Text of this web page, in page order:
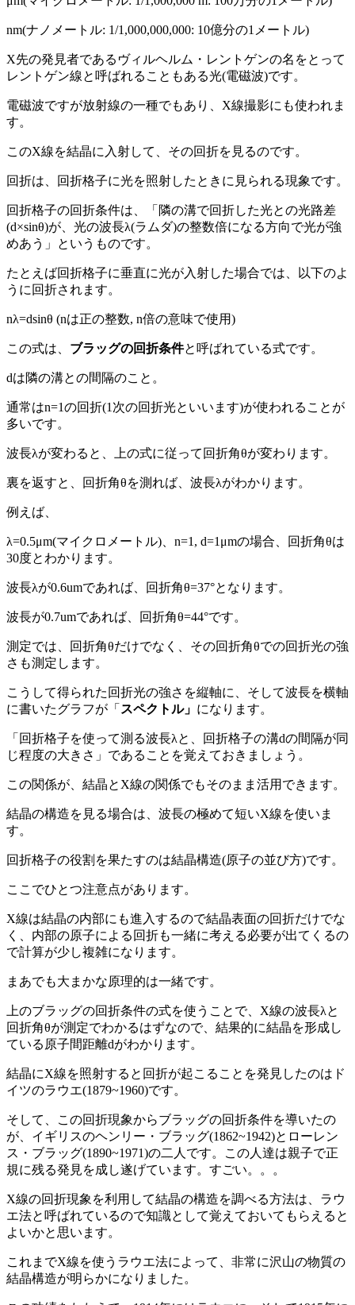
nm(ナノメートル: 1/1,000,000,000: 10億分の1メートル)
X先の発見者であるヴィルヘルム・レントゲンの名をとって
レントゲン線と呼ばれることもある光(電磁波)です。
電磁波ですが放射線の一種でもあり、X線撮影にも使われま
す。
このX線を結晶に入射して、その回折を見るのです。
回折は、回折格子に光を照射したときに見られる現象です。
回折格子の回折条件は、「隣の溝で回折した光との光路差
(d×sinθ)が、光の波長λ(ラムダ)の整数倍になる方向で光が強
めあう」というものです。
たとえば回折格子に垂直に光が入射した場合では、以下のよ
うに回折されます。
nλ=dsinθ (nは正の整数, n倍の意味で使用)
この式は、 ブラッグの回折条件と呼ばれている式です。
dは隣の溝との間隔のこと。
通常はn=1の回折(1次の回折光といいます)が使われることが
多いです。
波長λが変わると、上の式に従って回折角θが変わります。
裏を返すと、回折角θを測れば、波長λがわかります。
例えば、
λ=0.5μm(マイクロメートル)、n=1, d=1μmの場合、回折角θは
30度とわかります。
波長λが0.6umであれば、回折角θ=37°となります。
波長が0.7umであれば、回折角θ=44°です。
測定では、回折角θだけでなく、その回折角θでの回折光の強
さも測定します。
こうして得られた回折光の強さを縦軸に、そして波長を横軸
に書いたグラフが「 スペクトル」 になります。
「回折格子を使って測る波長λと、回折格子の溝dの間隔が同
じ程度の大きさ」であることを覚えておきましょう。
この関係が、結晶とX線の関係でもそのまま活用できます。
結晶の構造を見る場合は、波長の極めて短いX線を使いま
す。
回折格子の役割を果たすのは結晶構造(原子の並び方)です。
ここでひとつ注意点があります。
X線は結晶の内部にも進入するので結晶表面の回折だけでな
く、内部の原子による回折も一緒に考える必要が出てくるの
で計算が少し複雑になります。
まあでも大まかな原理的は一緒です。
上のブラッグの回折条件の式を使うことで、X線の波長λと
回折角θが測定でわかるはずなので、結果的に結晶を形成し
ている原子間距離dがわかります。
結晶にX線を照射すると回折が起こることを発見したのはド
イツのラウエ(1879~1960)です。
そして、この回折現象からブラッグの回折条件を導いたの
が、イギリスのヘンリー・ブラッグ(1862~1942)とローレン
ス・ブラッグ(1890~1971)の二人です。この人達は親子で正
規に残る発見を成し遂げています。すごい。。。
X線の回折現象を利用して結晶の構造を調べる方法は、ラウ
エ法と呼ばれているので知識として覚えておいてもらえると
よいかと思います。
これまでX線を使うラウエ法によって、非常に沢山の物質の
結晶構造が明らかになりました。